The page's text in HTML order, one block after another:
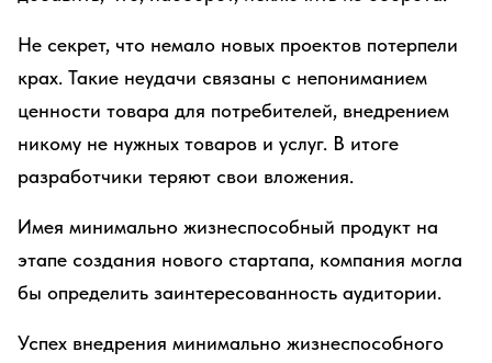
Не секрет, что немало новых проектов потерпели
крах. Такие неудачи связаны с непониманием
ценности товара для потребителей, внедрением
никому не нужных товаров и услуг. В итоге
разработчики теряют свои вложения.
Имея минимально жизнеспособный продукт на
этапе создания нового стартапа, компания могла
бы определить заинтересованность аудитории.
Успех внедрения минимально жизнеспособного